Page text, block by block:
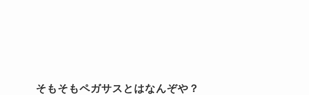
そもそもペガサスとはなんぞや？